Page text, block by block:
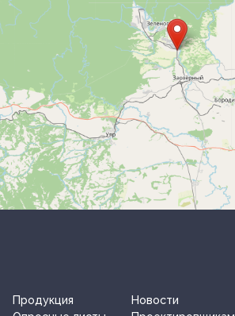
Продукция
Новости